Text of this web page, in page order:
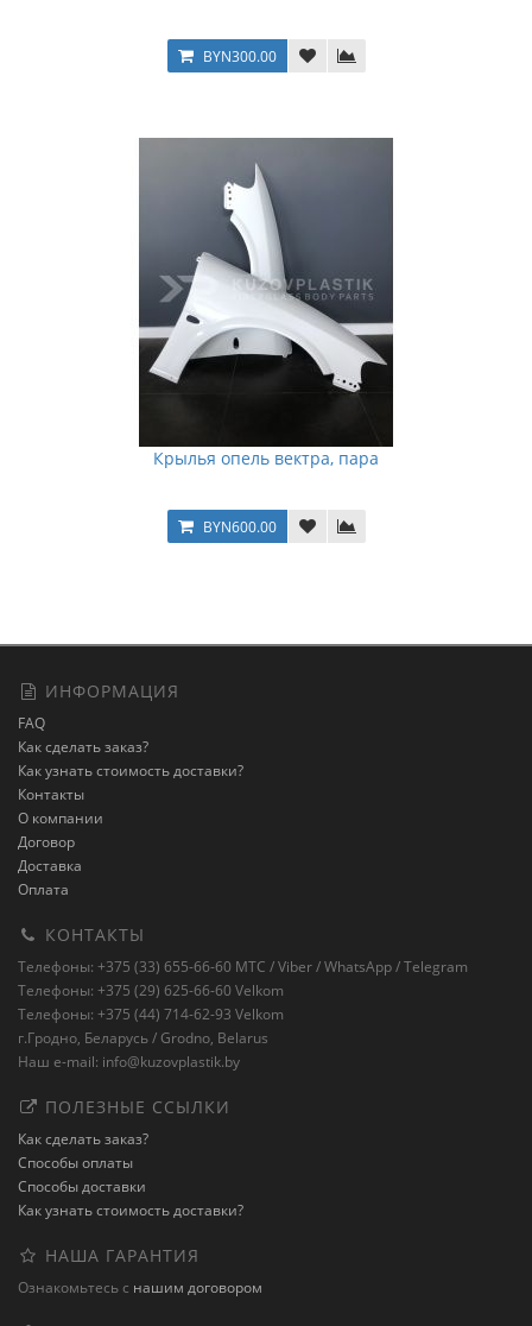
BYN300.00
Крылья опель вектра, пара
BYN600.00
ИНФОРМАЦИЯ
FAQ
Как сделать заказ?
Как узнать стоимость доставки?
Контакты
О компании
Договор
Доставка
Оплата
КОНТАКТЫ
Телефоны: +375 (33) 655-66-60 MTC / Viber / WhatsApp / Telegram
Телефоны: +375 (29) 625-66-60 Velkom
Телефоны: +375 (44) 714-62-93 Velkom
г.Гродно, Беларусь / Grodno, Belarus
Наш e-mail: info@kuzovplastik.by
ПОЛЕЗНЫЕ ССЫЛКИ
Как сделать заказ?
Способы оплаты
Способы доставки
Как узнать стоимость доставки?
НАША ГАРАНТИЯ
Ознакомьтесь с нашим договором